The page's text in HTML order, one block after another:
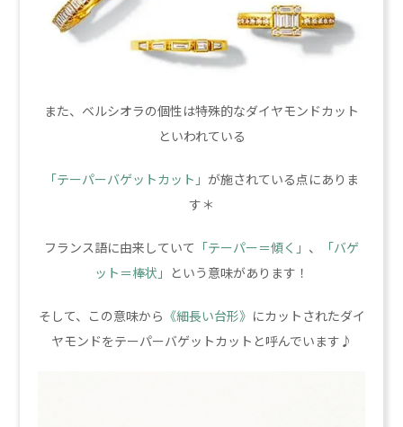
また、ベルシオラの個性は特殊的なダイヤモンドカット
といわれている
「テーパーバゲットカット」 が施されている点にありま
す＊
フランス語に由来していて 「テーパー＝傾く」 、
「バゲ
ット＝棒状」 という意味があります！
そして、この意味から 《細長い台形》 にカットされたダイ
ヤモンドをテーパーバゲットカットと呼んでいます♪